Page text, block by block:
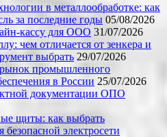
в металлообработке: как
за последние годы 05/08/2026
кассу для ООО 31/07/2026
чем отличается от зенкера и
выбрать 29/07/2026
рынок промышленного
в России 25/07/2026
документации ОПО
щиты: как выбрать
безопасной электросети